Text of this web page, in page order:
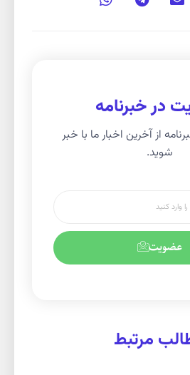
در خبرنامه
از آخرین اخبار ما با خبر
شوید.
عضویت
مرتبط